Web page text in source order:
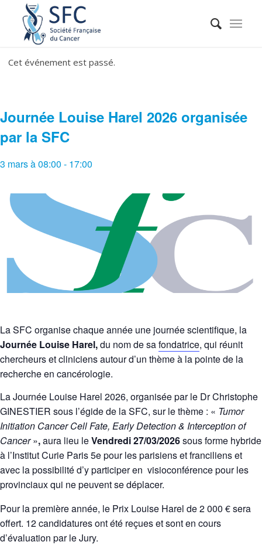
Cet événement est passé.
Journée Louise Harel 2026 organisée
par la SFC
3 mars à 08:00 - 17:00
La SFC organise chaque année une journée scientifique, la
Journée Louise Harel,du nom de safondatrice, qui réunit
chercheurs et cliniciens autour d’un thème à la pointe de la
recherche en cancérologie.
La Journée Louise Harel 2026, organisée par le Dr Christophe
GINESTIER sous l’égide de la SFC, sur le thème : « Tumor
Initiation Cancer Cell Fate, Early Detection & Interception of
Cancer»,aura lieu leVendredi 27/03/2026sous forme hybride
à l’Institut Curie Paris 5e pour les parisiens et franciliens et
avec la possibilité d’y participer en visioconférence pour les
provinciaux qui ne peuvent se déplacer.
Pour la première année, le Prix Louise Harel de 2 000 € sera
offert. 12 candidatures ont été reçues et sont en cours
d’évaluation par le Jury.